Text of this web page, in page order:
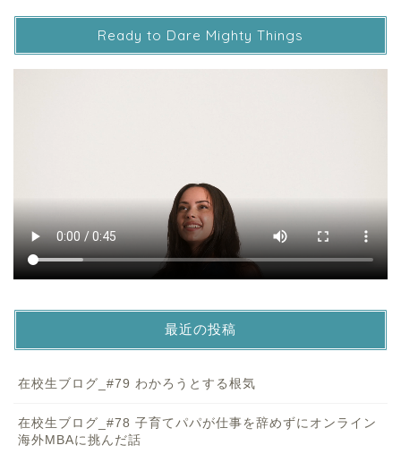
Ready to Dare Mighty Things
最近の投稿
在校生ブログ_#79 わかろうとする根気
在校生ブログ_#78 子育てパパが仕事を辞めずにオンライン
海外MBAに挑んだ話